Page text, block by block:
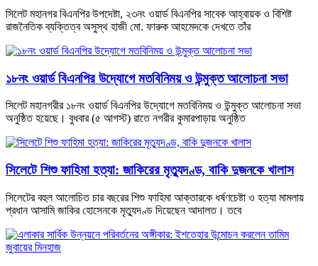
সিলেট মহানগর বিএনপির উপদেষ্টা, ২৩নং ওয়ার্ড বিএনপির সাবেক আহ্বায়ক ও বিশিষ্ট
রাজনৈতিক ব্যক্তিত্ব অসুস্থ হাজী মো. ফারুক আহমেদকে দেখতে তাঁর
১৮নং ওয়ার্ড বিএনপির উদ্যোগে মতবিনিময় ও উন্মুক্ত আলোচনা সভা
সিলেট মহানগরীর ১৮নং ওয়ার্ড বিএনপির উদ্যোগে মতবিনিময় ও উন্মুক্ত আলোচনা সভা
অনুষ্ঠিত হয়েছে। বুধবার (৫ আগস্ট) রাতে নগরীর কুমারপাড়ায় অনুষ্ঠিত
সিলেটে শিশু ফাহিমা হত্যা: জাকিরের মৃত্যুদণ্ড, বাকি দুজনকে খালাস
সিলেটের বহুল আলোচিত চার বছরের শিশু ফাহিমা আক্তারকে ধর্ষণচেষ্টা ও হত্যা মামলায়
প্রধান আসামি জাকির হোসেনকে মৃত্যুদণ্ড দিয়েছেন আদালত। তবে